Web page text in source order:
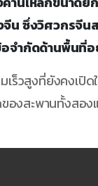
น ซึ่งวิศวกรจีน
อจำกัดด้านพื้นที่
ร็วสูงที่ยังคงเปิ
งสะพานทั้งสอง